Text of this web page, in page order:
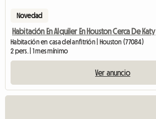
Novedad
Habitación En Alquiler En Houston Cerca De Katy
Habitación en casa del anfitrión | Houston (77084)
2 pers. | 1 mes mínimo
Ver anuncio